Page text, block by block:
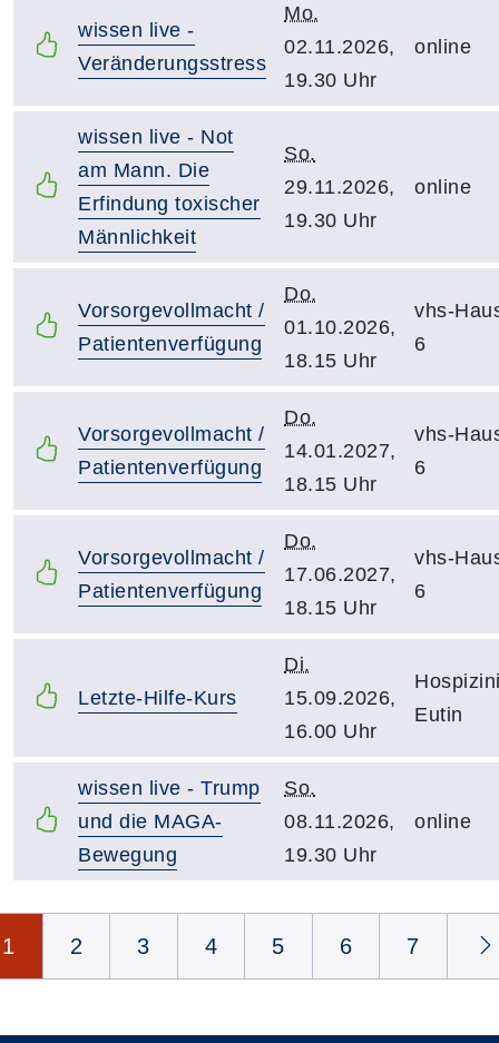
wissen live -
Veränderungsstress
Mo.
02.11.2026,
19.30 Uhr
online
wissen live - Not
am Mann. Die
Erfindung toxischer
Männlichkeit
So.
29.11.2026,
19.30 Uhr
online
Vorsorgevollmacht /
Patientenverfügung
Do.
01.10.2026,
18.15 Uhr
vhs-
6
Vorsorgevollmacht /
Patientenverfügung
Do.
14.01.2027,
18.15 Uhr
vhs-
6
Vorsorgevollmacht /
Patientenverfügung
Do.
17.06.2027,
18.15 Uhr
vhs-
6
Letzte-Hilfe-Kurs
Di.
15.09.2026,
16.00 Uhr
Eutin
wissen live - Trump
und die MAGA-
Bewegung
So.
08.11.2026,
19.30 Uhr
online
1 2 3 4 5 6 7